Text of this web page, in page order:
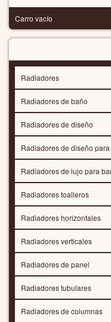
TIPO DE
ALTURA
PROFUNDIDAD
POTENCIA
EL
Selección de tipo y